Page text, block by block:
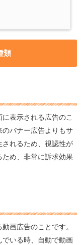
類
表示される広告のこ
バナー広告よりもサ
れるため、視認性が
め、非常に訴求効果
画広告のことです。
いる時、自動で動画